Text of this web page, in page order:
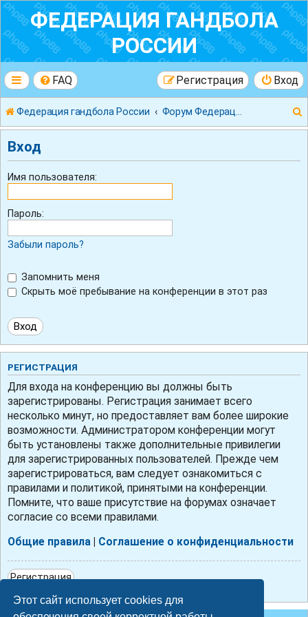
Этот сайт использует cookies для
ФЕДЕРАЦИЯ ГАНДБОЛА
РОССИИ
FAQ Вход
Регистрация
Федерация гандбола России
Вход
Имя пользователя:
Пароль:
Забыли пароль?
Запомнить меня
Скрыть моё пребывание на конференции в этот раз
РЕГИСТРАЦИЯ
Для входа на конференцию вы должны быть
зарегистрированы. Регистрация занимает всего
несколько минут, но предоставляет вам более широкие
возможности. Администратором конференции могут
быть установлены также дополнительные привилегии
для зарегистрированных пользователей. Прежде чем
зарегистрироваться, вам следует ознакомиться с
правилами и политикой, принятыми на конференции.
Помните, что ваше присутствие на форумах означает
согласие со всеми правилами.
Общие правила Соглашение о конфиденциальности
Регистрация